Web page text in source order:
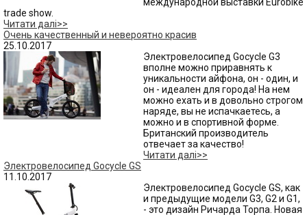
trade show.
Читати далі>>
Очень качественный и невероятно красив
25.10.2017
Электровелосипед Gocycle G3
вполне можно приравнять к
уникальности айфона, он - один, и
он - идеален для города! На нем
можно ехать и в довольно строгом
наряде, вы не испачкаетесь, а
можно и в спортивной форме.
Британский производитель
отвечает за качество!
Читати далі>>
Электровелосипед Gocycle GS
11.10.2017
Электровелосипед Gocycle GS, как
и предыдущие модели G3, G2 и G1,
- это дизайн Ричарда Торпа. Новая